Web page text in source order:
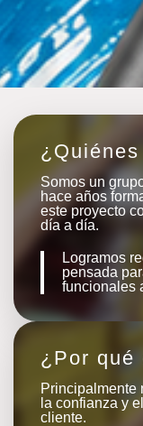
Somos un
hace años
este proyecto
día a día.
Logramos
pensada
funcionales
¿Por qué
Principalmente
la confianza y
cliente.